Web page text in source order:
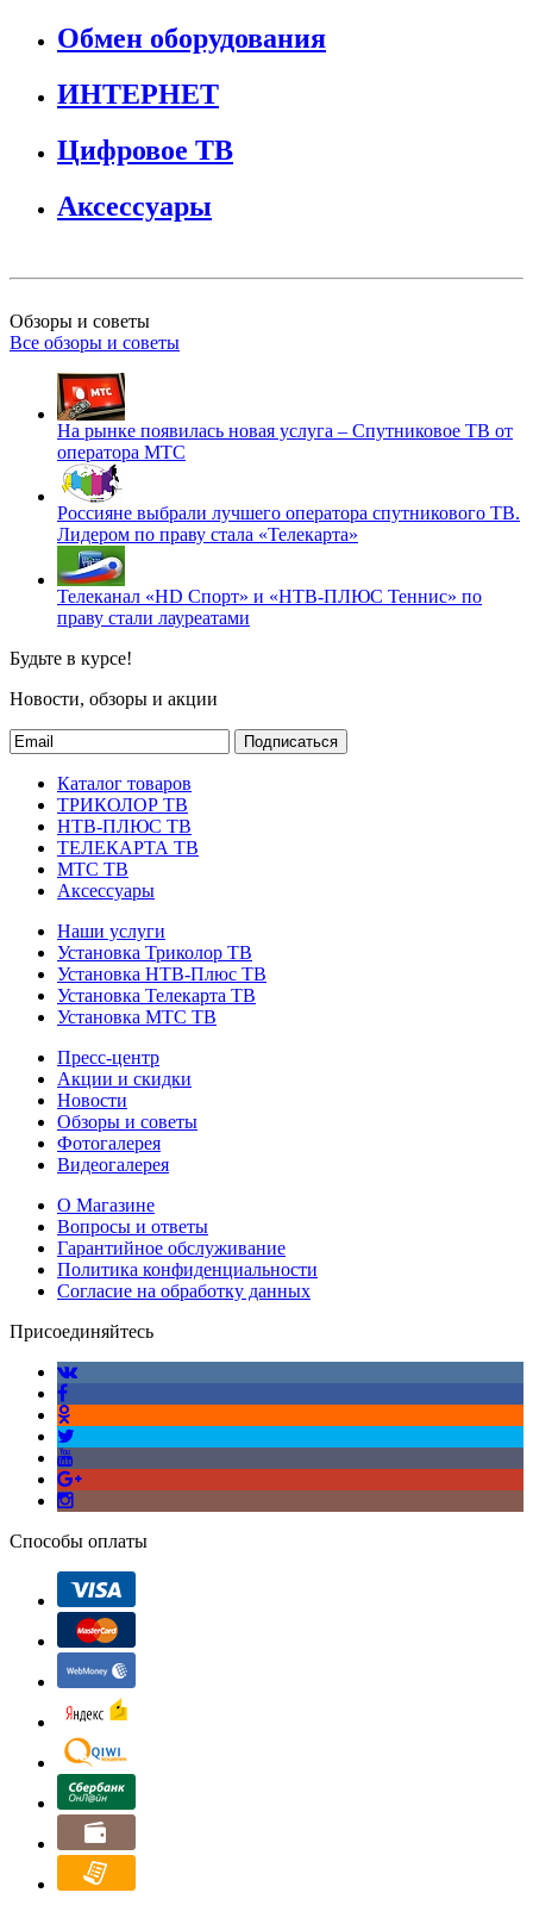
Обмен оборудования
ИНТЕРНЕТ
Цифровое ТВ
Аксессуары
Обзоры и советы
Все обзоры и советы
На рынке появилась новая услуга – Спутниковое ТВ от
оператора МТС
Россияне выбрали лучшего оператора спутникового ТВ.
Лидером по праву стала «Телекарта»
Телеканал «HD Спорт» и «НТВ-ПЛЮС Теннис» по
праву стали лауреатами
Будьте в курсе!
Новости, обзоры и акции
Подписаться
Каталог товаров
ТРИКОЛОР ТВ
НТВ-ПЛЮС ТВ
ТЕЛЕКАРТА ТВ
МТС ТВ
Аксессуары
Наши услуги
Установка Триколор ТВ
Установка НТВ-Плюс ТВ
Установка Телекарта ТВ
Установка МТС ТВ
Пресс-центр
Акции и скидки
Новости
Обзоры и советы
Фотогалерея
Видеогалерея
О Магазине
Вопросы и ответы
Гарантийное обслуживание
Политика конфиденциальности
Согласие на обработку данных
Присоединяйтесь
Способы оплаты